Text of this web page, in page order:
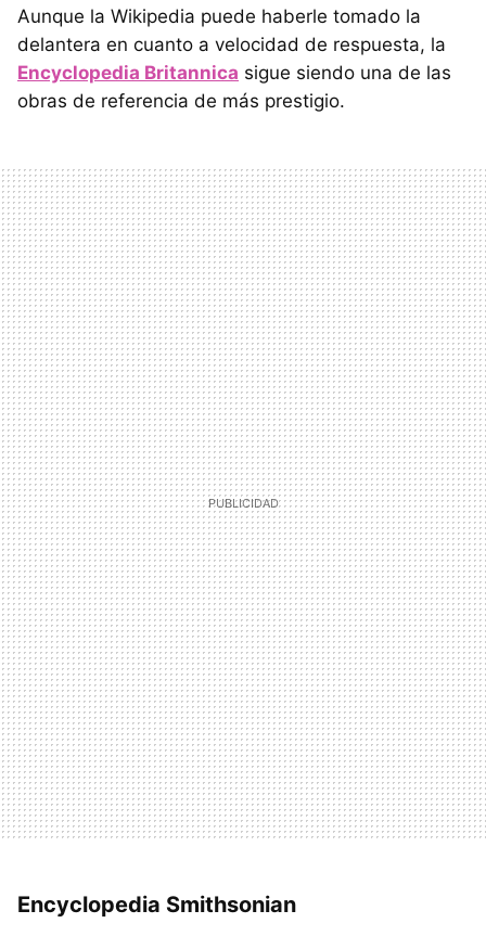
Aunque la Wikipedia puede haberle tomado la
delantera en cuanto a velocidad de respuesta, la
Encyclopedia Britannica sigue siendo una de las
obras de referencia de más prestigio.
Encyclopedia Smithsonian